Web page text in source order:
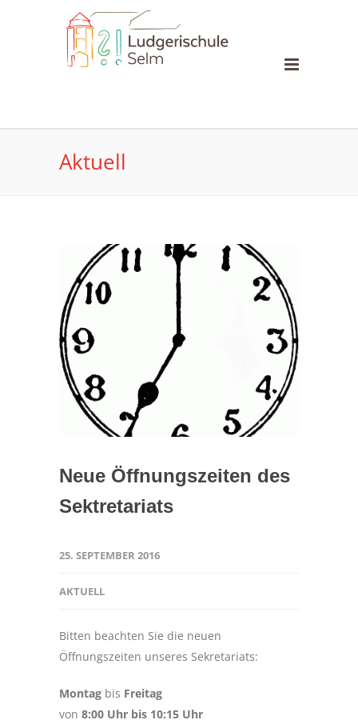
Aktuell
Neue Öffnungszeiten des
Sektretariats
25. SEPTEMBER 2016
AKTUELL
Bitten beachten Sie die neuen
Öffnungszeiten unseres Sekretariats:
Montag bis Freitag
von 8:00 Uhr bis 10:15 Uhr